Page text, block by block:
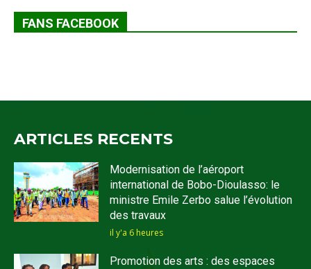
FANS FACEBOOK
ARTICLES RECENTS
Modernisation de l’aéroport
international de Bobo-Dioulasso: le
ministre Emile Zerbo salue l’évolution
des travaux
il y'a 6 heures
Promotion des arts : des espaces